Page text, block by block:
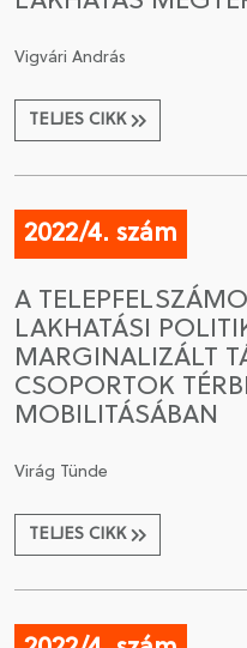
Vigvári András
TELJES CIKK
2022/4. szám
A
LAKHATÁSI
MARGINALIZÁLT
CSOPORTOK
MOBILITÁSÁBAN
Virág Tünde
TELJES CIKK